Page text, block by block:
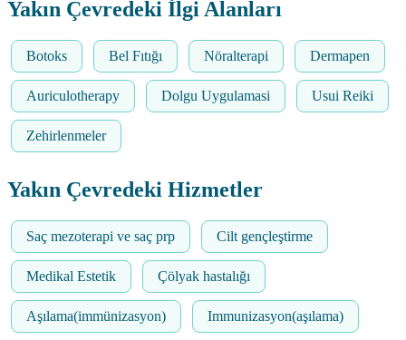
Yakın Çevredeki İlgi Alanları
Botoks Bel Fıtığı Nöralterapi Dermapen
Auriculotherapy Dolgu Uygulamasi Usui Reiki
Zehirlenmeler
Yakın Çevredeki Hizmetler
Saç mezoterapi ve saç prp Cilt gençleştirme
Medikal Estetik Çölyak hastalığı
Aşılama(immünizasyon) Immunizasyon(aşılama)